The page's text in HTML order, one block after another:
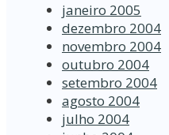
janeiro 2005
dezembro 2004
novembro 2004
outubro 2004
setembro 2004
agosto 2004
julho 2004